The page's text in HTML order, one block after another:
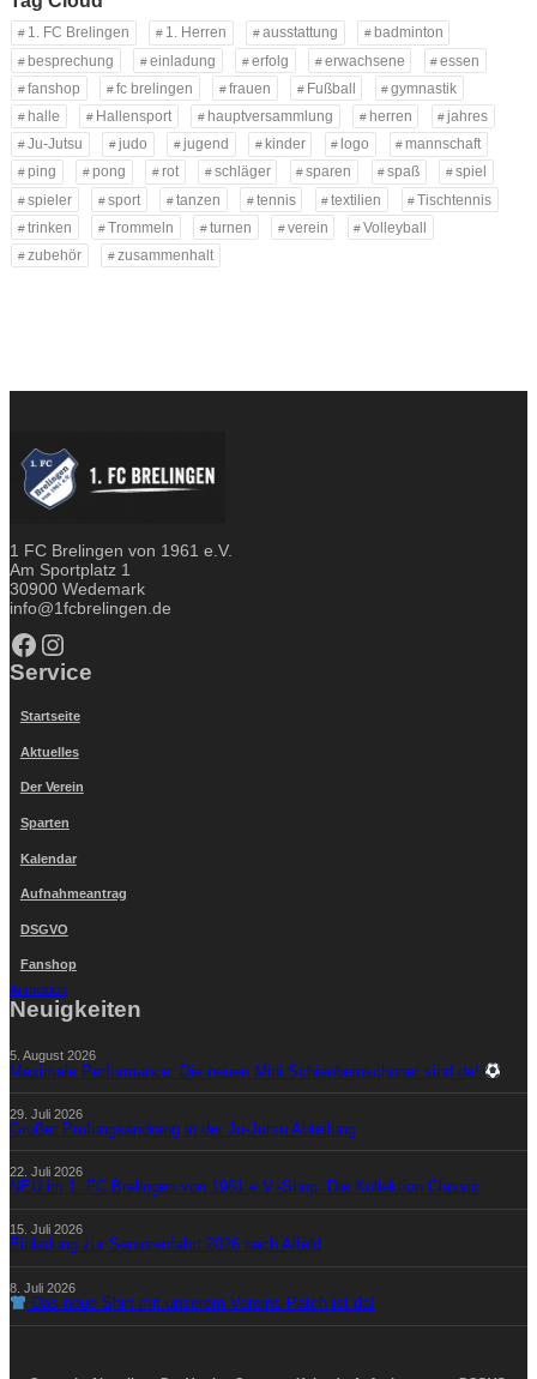
1. FC Brelingen 1. Herren ausstattung
badminton
besprechung
einladung erfolg erwachsene
essen
fanshop
fc brelingen frauen Fußball
gymnastik
halle
Hallensport hauptversammlung herren
jahres
Ju-Jutsu
judo jugend kinder logo
mannschaft
ping
pong rot schläger sparen spaß
spiel
spieler
sport tanzen tennis textilien
Tischtennis
trinken
Trommeln turnen verein
Volleyball
zubehör
zusammenhalt
1 FC Brelingen von 1961 e.V.
Am Sportplatz 1
30900 Wedemark
info@1fcbrelingen.de
Facebook Instagram
Service
Startseite
Aktuelles
Der Verein
Sparten
Kalendar
Aufnahmeantrag
DSGVO
Fanshop
Anmelden
Neuigkeiten
5. August 2026
Maximale Performance: Die neuen Mini Schienbeinschoner sind da!
29. Juli 2026
Großer Prüfungsandrang in der Ju-Jutsu Abteilung
22. Juli 2026
NEU im 1. FC Brelingen von 1961 e.V.-Shop: Die Kollektion Classic
15. Juli 2026
Einladung zur Seniorenfahrt 2026 nach Alfeld
8. Juli 2026
Das neue Shirt mit unserem Vereins-Patch ist da!